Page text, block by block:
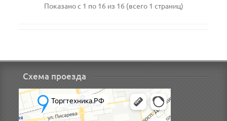
Показано с 1 по 16 из 16 (всего 1 страниц)
Схема проезда